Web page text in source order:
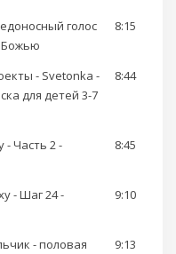
голос
Божью
8:15
- Svetonka -
для детей 3-7
8:44
- Часть 2 -
8:45
- Шаг 24 -
9:10
- половая
9:13